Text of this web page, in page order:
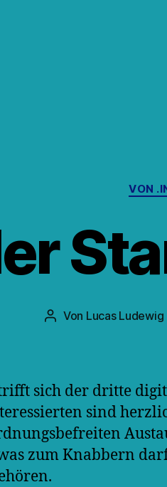
VON
Beitragsautor
Von Lucas Ludewig
sich der dritte
sind
zum Knabbern